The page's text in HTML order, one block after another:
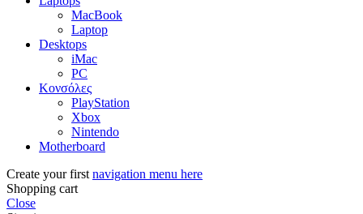
MacBook
Laptop
Desktops
iMac
PC
Κονσόλες
PlayStation
Xbox
Nintendo
Motherboard
Create your first navigation menu here
Shopping cart
Close